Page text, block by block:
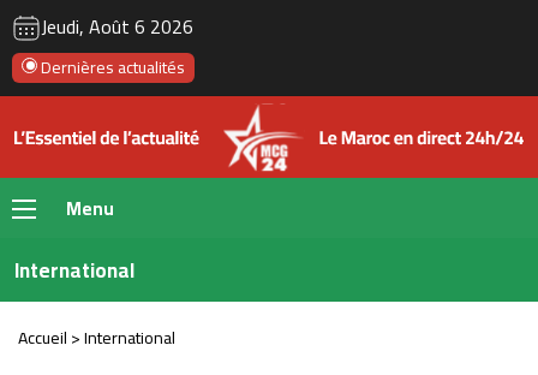
Jeudi, Août 6 2026
Dernières actualités
Menu
International
Accueil>International